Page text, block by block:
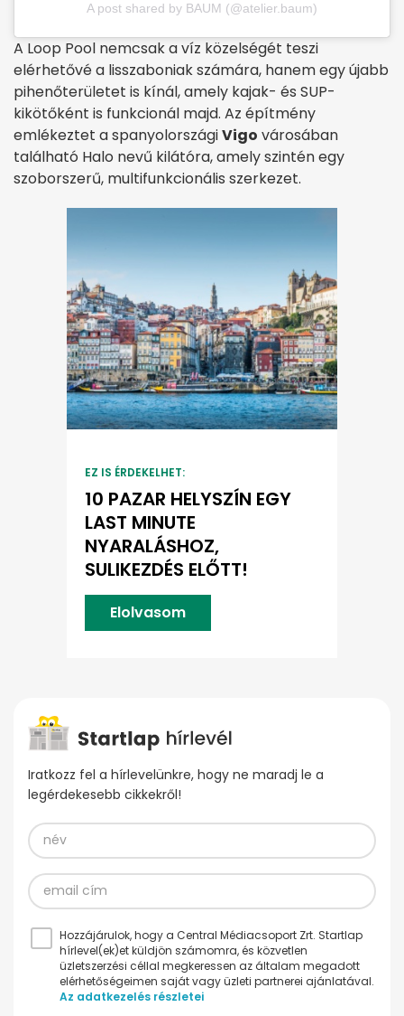
A post shared by BAUM (@atelier.baum)
A Loop Pool nemcsak a víz közelségét teszi
elérhetővé a lisszaboniak számára, hanem egy újabb
pihenőterületet is kínál, amely kajak- és SUP-
kikötőként is funkcionál majd. Az építmény
emlékeztet a spanyolországiVigo városában
található Halo nevű kilátóra, amely szintén egy
szoborszerű, multifunkcionális szerkezet.
EZ IS ÉRDEKELHET:
10 PAZAR HELYSZÍN EGY
LAST MINUTE
NYARALÁSHOZ,
SULIKEZDÉS ELŐTT!
Elolvasom
Iratkozz fel a hírlevelünkre, hogy ne maradj le a
legérdekesebb cikkekről!
Hozzájárulok, hogy a Central Médiacsoport Zrt. Startlap
hírlevel(ek)et küldjön számomra, és közvetlen
üzletszerzési céllal megkeressen az általam megadott
elérhetőségeimen saját vagy üzleti partnerei ajánlatával.
Az adatkezelés részletei